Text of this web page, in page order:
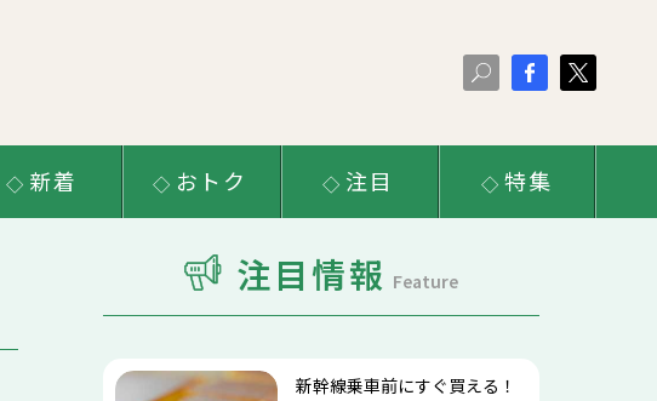
新着 おトク 注目 特集
注目情報 Feature
新幹線乗車前にすぐ買える！